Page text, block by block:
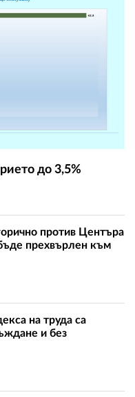
до 3,5%
против Центъра
прехвърлен към
на труда са
и без